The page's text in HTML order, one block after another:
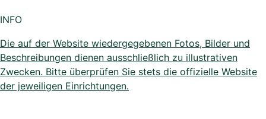
INFO
Die auf der Website wiedergegebenen Fotos, Bilder und
Beschreibungen dienen ausschließlich zu illustrativen
Zwecken. Bitte überprüfen Sie stets die offizielle Website
der jeweiligen Einrichtungen.